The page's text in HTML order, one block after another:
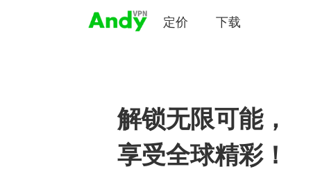
定价 下载
解锁无限可能，
享受全球精彩！